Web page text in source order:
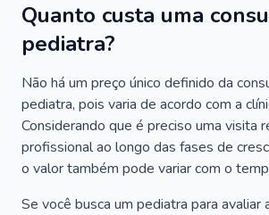
Quanto custa uma
pediatra?
Não há um preço único definido da
pediatra, pois varia de acordo com a
Considerando que é preciso uma visita
profissional ao longo das fases de
o valor também pode variar com o
Se você busca um pediatra para avaliar